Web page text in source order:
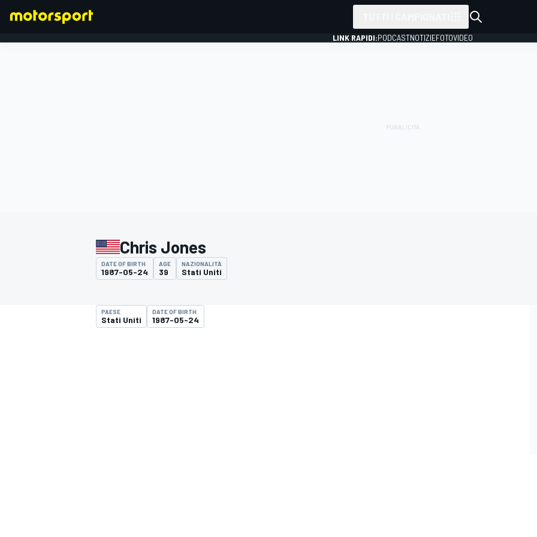
MOTOGP
LINK RAPIDI:PODCASTNOTIZIEFOTOVIDEO
Chris Jones
DATE OF BIRTH
1987-05-24
AGE
39
NAZIONALITÀ
Stati Uniti
PAESE
Stati Uniti
DATE OF BIRTH
1987-05-24